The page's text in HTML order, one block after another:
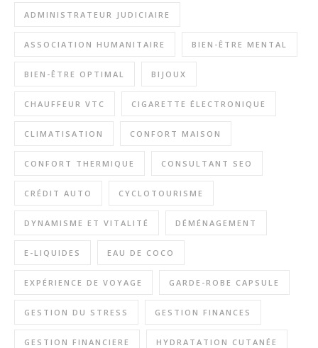
ADMINISTRATEUR JUDICIAIRE
ASSOCIATION HUMANITAIRE BIEN-ÊTRE MENTAL
BIEN-ÊTRE OPTIMAL BIJOUX
CHAUFFEUR VTC CIGARETTE ÉLECTRONIQUE
CLIMATISATION CONFORT MAISON
CONFORT THERMIQUE CONSULTANT SEO
CRÉDIT AUTO CYCLOTOURISME
DYNAMISME ET VITALITÉ DÉMÉNAGEMENT
E-LIQUIDES EAU DE COCO
EXPÉRIENCE DE VOYAGE GARDE-ROBE CAPSULE
GESTION DU STRESS GESTION FINANCES
GESTION FINANCIERE HYDRATATION CUTANÉE